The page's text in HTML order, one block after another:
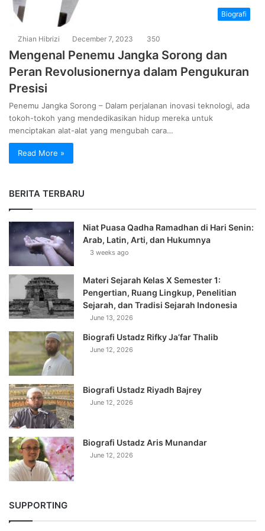
Biografi
Zhian Hibrizi December 7, 2023 350
Mengenal Penemu Jangka Sorong dan
Peran Revolusionernya dalam Pengukuran
Presisi
Penemu Jangka Sorong – Dalam perjalanan inovasi teknologi, ada
tokoh-tokoh yang mendedikasikan hidup mereka untuk
menciptakan alat-alat yang mengubah cara…
Read More »
BERITA TERBARU
Niat Puasa Qadha Ramadhan di Hari Senin:
Arab, Latin, Arti, dan Hukumnya
3 weeks ago
Materi Sejarah Kelas X Semester 1:
Pengertian, Ruang Lingkup, Penelitian
Sejarah, dan Tradisi Sejarah Indonesia
June 13, 2026
Biografi Ustadz Rifky Ja’far Thalib
June 12, 2026
Biografi Ustadz Riyadh Bajrey
June 12, 2026
Biografi Ustadz Aris Munandar
June 12, 2026
SUPPORTING